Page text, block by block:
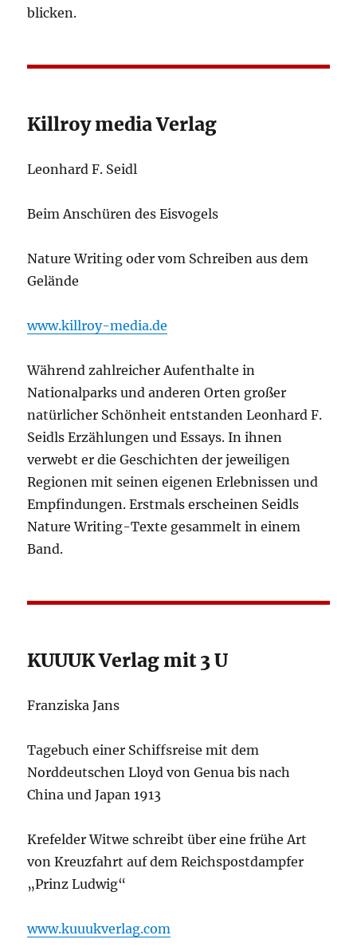
blicken.
Killroy media Verlag
Leonhard F. Seidl
Beim Anschüren des Eisvogels
Nature Writing oder vom Schreiben aus dem
Gelände
www.killroy-media.de
Während zahlreicher Aufenthalte in
Nationalparks und anderen Orten großer
natürlicher Schönheit entstanden Leonhard F.
Seidls Erzählungen und Essays. In ihnen
verwebt er die Geschichten der jeweiligen
Regionen mit seinen eigenen Erlebnissen und
Empfindungen. Erstmals erscheinen Seidls
Nature Writing-Texte gesammelt in einem
Band.
KUUUK Verlag mit 3 U
Franziska Jans
Tagebuch einer Schiffsreise mit dem
Norddeutschen Lloyd von Genua bis nach
China und Japan 1913
Krefelder Witwe schreibt über eine frühe Art
von Kreuzfahrt auf dem Reichspostdampfer
„Prinz Ludwig“
www.kuuukverlag.com